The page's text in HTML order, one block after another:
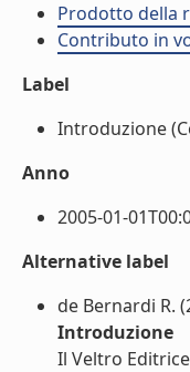
Prodotto della
Contributo in
Label
Introduzione
Anno
2005-01-
Alternative label
de Bernardi R.
Introduzione
Il Veltro